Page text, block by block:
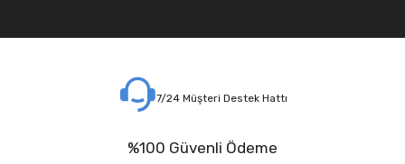
7/24 Müşteri Destek Hattı
%100 Güvenli Ödeme